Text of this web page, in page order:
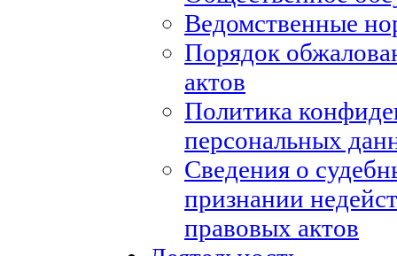
Ведомственные
Порядок
актов
Политика
персональных
Сведения о
признании
правовых актов